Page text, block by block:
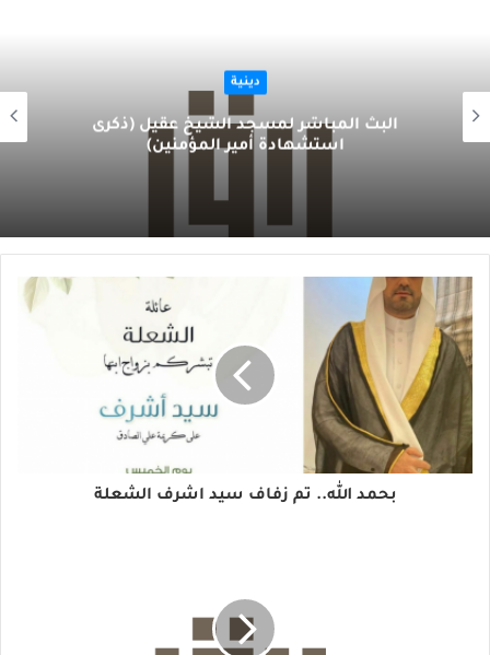
دينية
البث المباشر لمسجد الشيخ عقيل (ذكرى
استشهادة أمير المؤمنين)
بحمد الله.. تم زفاف سيد اشرف الشعلة